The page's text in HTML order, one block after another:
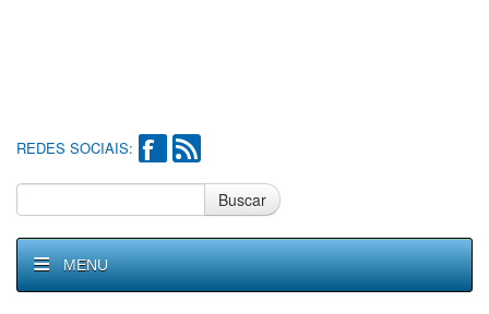
REDES SOCIAIS:
Buscar
MENU